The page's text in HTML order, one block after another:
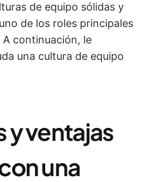
de equipo sólidas y
de los roles principales
continuación, le
una cultura de equipo
y ventajas
una